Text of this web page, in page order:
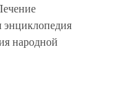
народной